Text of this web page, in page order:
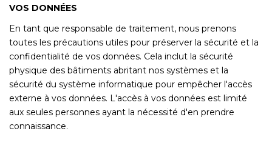
VOS DONNÉES
En tant que responsable de traitement, nous prenons
toutes les précautions utiles pour préserver la sécurité et la
confidentialité de vos données. Cela inclut la sécurité
physique des bâtiments abritant nos systèmes et la
sécurité du système informatique pour empêcher l'accès
externe à vos données. L'accès à vos données est limité
aux seules personnes ayant la nécessité d'en prendre
connaissance.